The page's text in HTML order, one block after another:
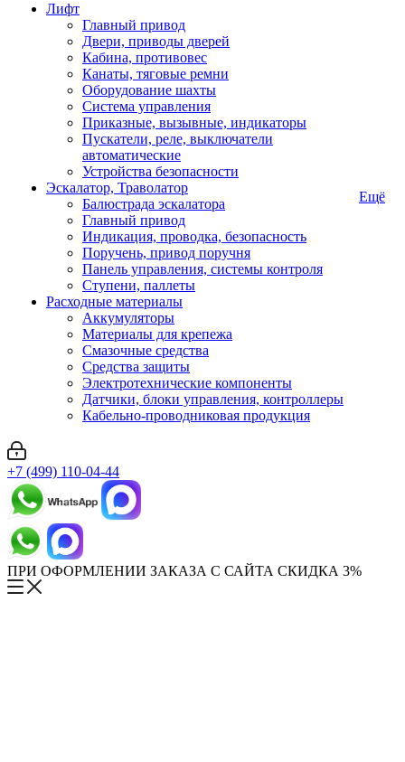
Лифт
Главный привод
Двери, приводы дверей
Кабина, противовес
Канаты, тяговые ремни
Оборудование шахты
Система управления
Приказные, вызывные, индикаторы
Пускатели, реле, выключатели
автоматические
Устройства безопасности
Эскалатор, Траволатор
Балюстрада эскалатора
Главный привод
Индикация, проводка, безопасность
Поручень, привод поручня
Панель управления, системы контроля
Ступени, паллеты
Расходные материалы
Аккумуляторы
Материалы для крепежа
Смазочные средства
Средства защиты
Электротехнические компоненты
Датчики, блоки управления, контроллеры
Кабельно-проводниковая продукция
Ещё
+7 (499) 110-04-44
ПРИ ОФОРМЛЕНИИ ЗАКАЗА С САЙТА СКИДКА 3%